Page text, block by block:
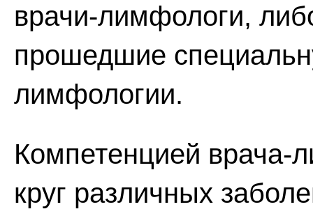
врачи-лимфологи,
прошедшие
лимфологии.
Компетенцией врача-
круг различных